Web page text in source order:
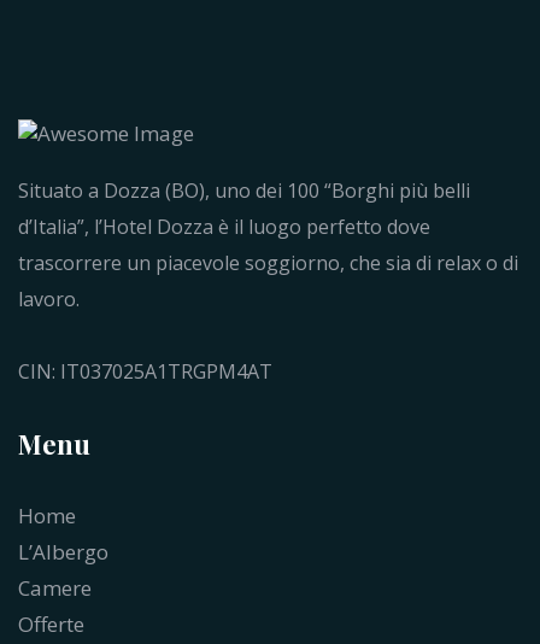
Situato a Dozza (BO), uno dei 100 “Borghi più belli
d’Italia”, l’Hotel Dozza è il luogo perfetto dove
trascorrere un piacevole soggiorno, che sia di relax o di
lavoro.
CIN: IT037025A1TRGPM4AT
Menu
Home
L’Albergo
Camere
Offerte